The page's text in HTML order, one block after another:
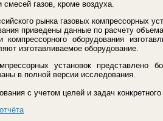
газов, кроме воздуха.
рынка газовых компрессорных
приведены данные по расчету объема
оборудования
изготавливаемое оборудование.
установок представлено
в полной версии исследования.
с учетом целей и задач конкретного